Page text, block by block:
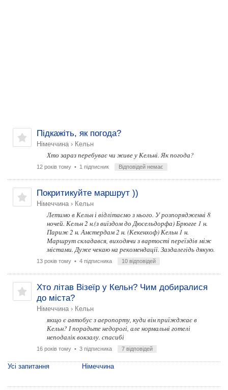
Підкажіть, як погода?
Німеччина › Кельн
Хто зараз перебуває чи живе у Кельні. Як погода?
12 років тому • 1 підписник Відповідей немає
Покритикуйте маршрут ))
Німеччина › Кельн
Летимо в Кельн і відлітаємо з нього. У розпорядженні 8
ночей. Кельн 2 н.(з виїздом до Дюсельдорфа) Брюгге 1 н.
Париж 2 н. Амстердам 2 н. (Кекенхоф) Кельн 1 н.
Маршрут складався, виходячи з вартості переїздів між
містами. Дуже чекаю на рекомендації. Заздалегідь дякую.
13 років тому • 4 підписника 10 відповідей
Хто літав Візеїр у Кельн? Чим добиралися
до міста?
Німеччина › Кельн
якщо є автобус з аеропорту, куди він приїжджає в
Кельн? І порадьте недорогі, але нормальні готелі
неподалік вокзалу. спасибі
16 років тому • 3 підписника 7 відповідей
Усі запитання Німеччина